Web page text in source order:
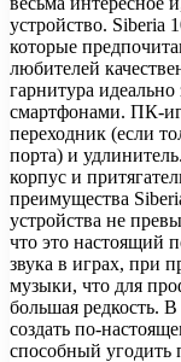
устройство. Siberia
которые
любителей
гарнитура идеально
смартфонами. ПК-
переходник (если
порта) и
корпус и
преимущества
устройства не
что это настоящий
звука в играх, при
музыки, что для
большая редкость.
создать по-
способный угодить